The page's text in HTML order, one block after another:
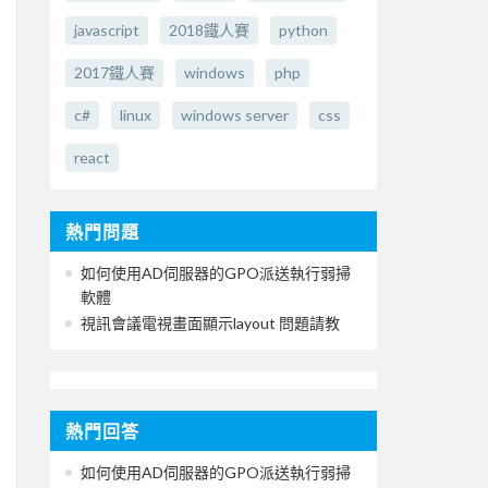
javascript 2018鐵人賽 python
2017鐵人賽 windows php
c# linux windows server css
react
熱門問題
如何使用AD伺服器的GPO派送執行弱掃
軟體
視訊會議電視畫面顯示layout 問題請教
熱門回答
如何使用AD伺服器的GPO派送執行弱掃